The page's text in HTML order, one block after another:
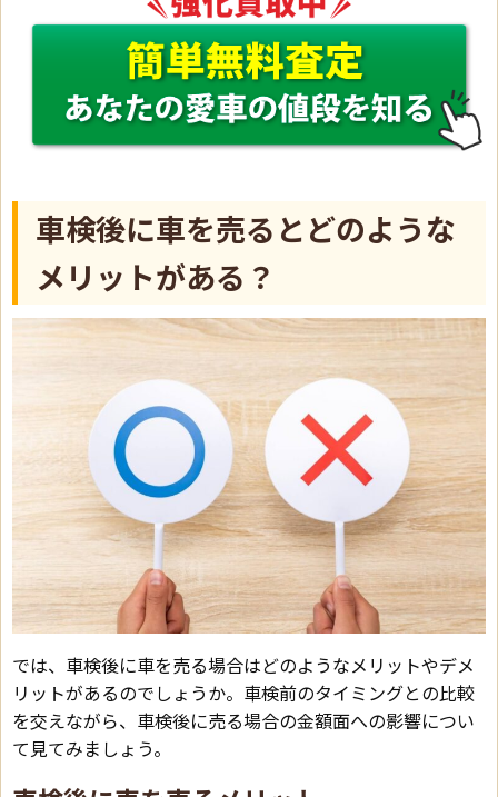
車検後に車を売るとどのような
メリットがある？
では、車検後に車を売る場合はどのようなメリットやデメ
リットがあるのでしょうか。車検前のタイミングとの比較
を交えながら、車検後に売る場合の金額面への影響につい
て見てみましょう。